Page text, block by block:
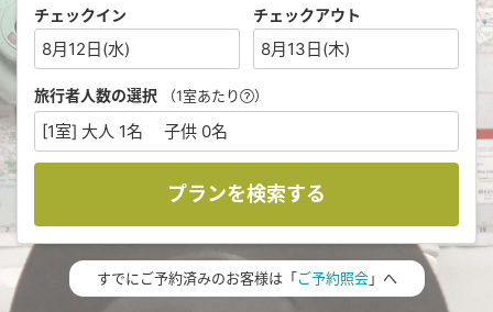
チェックイン
8月12日(水)
チェックアウト
8月13日(木)
旅行者人数の選択 （1室あたり ）
[1室] 大人 1名 子供 0名
プランを検索する
すでにご予約済みのお客様は「ご予約照会」へ